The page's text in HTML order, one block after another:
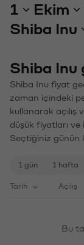
1 Ekim
Shiba Inu
Shiba Inu
Shiba Inu fiyat
zaman içindeki
kullanarak açılış
düşük fiyatları
Seçtiğiniz günün
1 gün 1 hafta
Tarih Açılış
Bu